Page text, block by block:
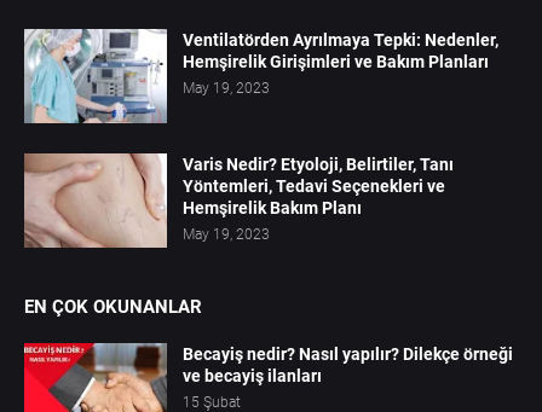
Ventilatörden Ayrılmaya Tepki: Nedenler,
Hemşirelik Girişimleri ve Bakım Planları
May 19, 2023
Varis Nedir? Etyoloji, Belirtiler, Tanı
Yöntemleri, Tedavi Seçenekleri ve
Hemşirelik Bakım Planı
May 19, 2023
EN ÇOK OKUNANLAR
Becayiş nedir? Nasıl yapılır? Dilekçe örneği
ve becayiş ilanları
15 Şubat